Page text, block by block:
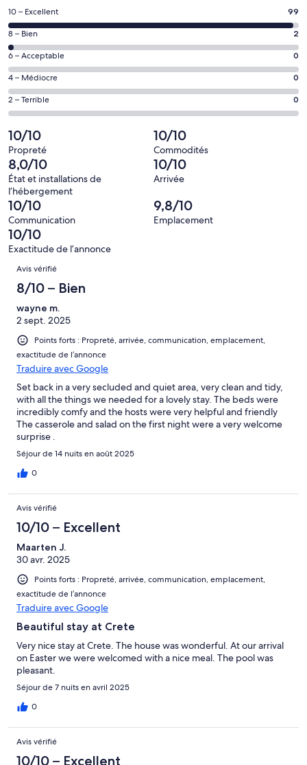
une
nouvelle
fenêtre
Note
de 10
–
Excellent,
d’après
99 avis
sur 101.
10 – Excellent 99
Note
de 8
–
Bien,
d’après
2 avis
8 – Bien 2
Note
de 6
–
Acceptable,
d’après
0 avis
sur 101.
6 – Acceptable 0
Note
de 4
–
d’après
0 avis
sur 101.
4 – Médiocre 0
Note
de 2
–
Terrible,
d’après
0 avis
sur 101.
2 – Terrible 0
10/10
Propreté
10/10
Commodités
8,0/10
État et installations de
l’hébergement
10/10
Arrivée
10/10
Communication
9,8/10
Emplacement
10/10
Exactitude de l’annonce
Avis
Avis vérifié
8/10 – Bien
wayne m.
2 sept. 2025
Points forts : Propreté, arrivée, communication, emplacement,
exactitude de l’annonce
Traduire avec Google
Set back in a very secluded and quiet area, very clean and tidy,
with all the things we needed for a lovely stay. The beds were
incredibly comfy and the hosts were very helpful and friendly
The casserole and salad on the first night were a very welcome
surprise .
Séjour de 14 nuits en août 2025
0
Avis vérifié
10/10 – Excellent
Maarten J.
30 avr. 2025
Points forts : Propreté, arrivée, communication, emplacement,
exactitude de l’annonce
Traduire avec Google
Beautiful stay at Crete
Very nice stay at Crete. The house was wonderful. At our arrival
on Easter we were welcomed with a nice meal. The pool was
pleasant.
Séjour de 7 nuits en avril 2025
0
Avis vérifié
10/10 – Excellent